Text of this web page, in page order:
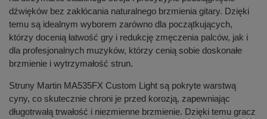
dźwięków bez zakłócania naturalnego brzmienia gitary. Dzięki
temu są idealnym wyborem zarówno dla początkujących,
którzy docenią łatwość gry i redukcję zmęczenia palców, jak i
dla profesjonalnych muzyków, którzy cenią sobie doskonałe
brzmienie i wytrzymałość strun.
Struny Martin MA535FX Custom Light są pokryte warstwą
cyny, co skutecznie chroni je przed korozją, zapewniając
długotrwałą trwałość i niezmienne brzmienie. Dzięki temu gracz